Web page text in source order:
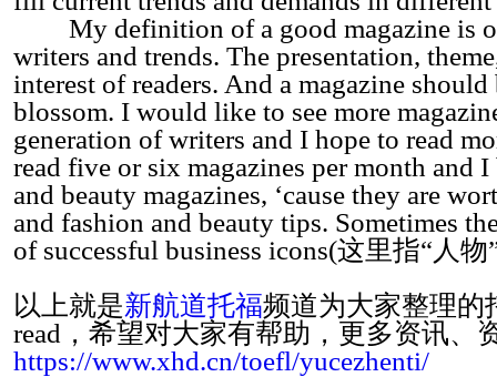
My definition of a good magazine is
writers and trends. The presentation,
interest of readers. And a magazine
blossom. I would like to see more
generation of writers and I hope to read
read five or six magazines per month and
and beauty magazines, ‘cause they are
and fashion and beauty tips. Sometimes
of successful business icons(这里指“人物
以上就是新航道托福频道为大家整理的
read，希望对大家有帮助，更多资讯、
https://www.xhd.cn/toefl/yucezhenti/